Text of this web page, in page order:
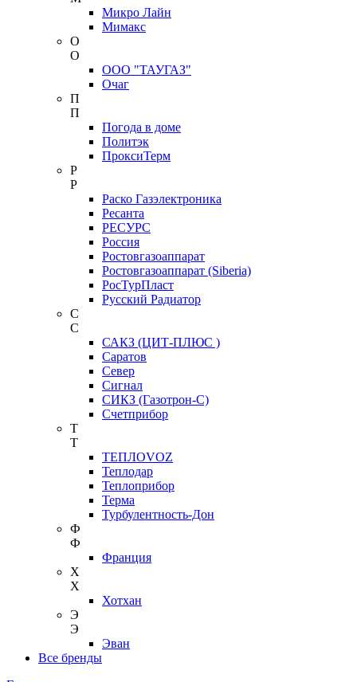
Микро Лайн
Мимакс
О
О
ООО "ТАУГАЗ"
Очаг
П
П
Погода в доме
Политэк
ПроксиТерм
Р
Р
Раско Газэлектроника
Ресанта
РЕСУРС
Россия
Ростовгазоаппарат
Ростовгазоаппарат (Siberia)
РосТурПласт
Русский Радиатор
С
С
САКЗ (ЦИТ-ПЛЮС )
Саратов
Север
Сигнал
СИКЗ (Газотрон-С)
Счетприбор
Т
Т
ТЕПЛОVOZ
Теплодар
Теплоприбор
Терма
Турбулентность-Дон
Ф
Ф
Франция
Х
Х
Хотхан
Э
Э
Эван
Все бренды